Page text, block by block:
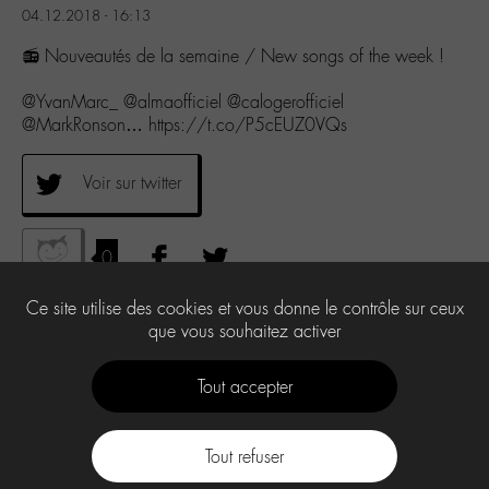
04.12.2018 - 16:13
📻 Nouveautés de la semaine / New songs of the week !
@YvanMarc_ @almaofficiel @calogerofficiel
@MarkRonson… https://t.co/P5cEUZ0VQs
Voir sur twitter
0
Ce site utilise des cookies et vous donne le contrôle sur ceux
que vous souhaitez activer
Tout accepter
Tout refuser